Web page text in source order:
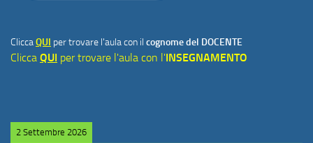
CliccaQUI per trovare l'aula con il cognome del DOCENTE
Clicca QUI per trovare l'aula con l'INSEGNAMENTO
2 Settembre 2026